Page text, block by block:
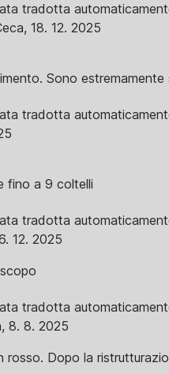
tradotta
, 18. 12. 2025
Sono
tradotta
fino a 9 coltelli
tradotta
12. 2025
tradotta
, 8. 8. 2025
rosso. Dopo la